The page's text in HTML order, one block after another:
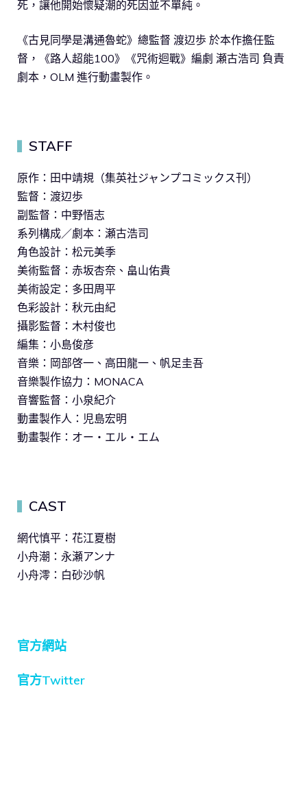
死，讓他開始懷疑潮的死因並不單純。
《古見同學是溝通魯蛇》總監督 渡辺歩 於本作擔任監
督，《路人超能100》《咒術迴戰》編劇 瀬古浩司 負責
劇本，OLM 進行動畫製作。
STAFF
原作：田中靖規（集英社ジャンプコミックス刊）
監督：渡辺歩
副監督：中野悟志
系列構成／劇本：瀬古浩司
角色設計：松元美季
美術監督：赤坂杏奈、畠山佑貴
美術設定：多田周平
色彩設計：秋元由紀
攝影監督：木村俊也
編集：小島俊彦
音樂：岡部啓一、高田龍一、帆足圭吾
音樂製作協力：MONACA
音響監督：小泉紀介
動畫製作人：児島宏明
動畫製作：オー・エル・エム
CAST
網代慎平：花江夏樹
小舟潮：永瀬アンナ
小舟澪：白砂沙帆
官方網站
官方Twitter